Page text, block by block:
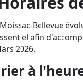
Bellevue
afin
2026.
à